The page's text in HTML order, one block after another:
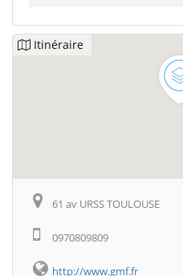
Itinéraire
61 av URSS TOULOUSE
0970809809
http://www.gmf.fr